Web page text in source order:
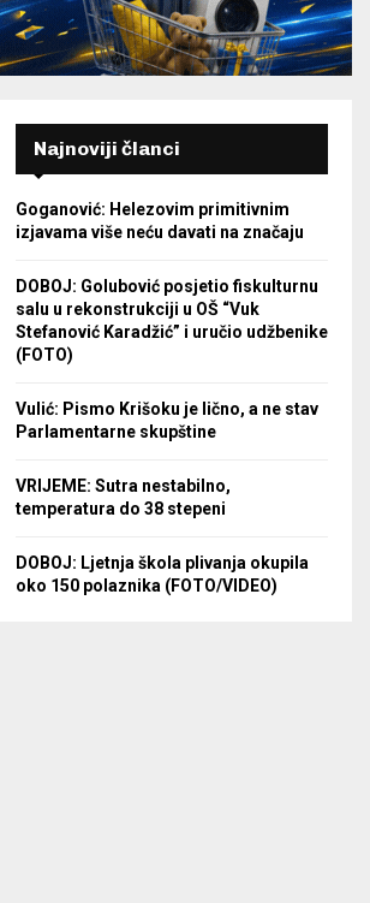
Najnoviji članci
Goganović: Helezovim primitivnim
izjavama više neću davati na značaju
DOBOJ: Golubović posjetio fiskulturnu
salu u rekonstrukciji u OŠ “Vuk
Stefanović Karadžić” i uručio udžbenike
(FOTO)
Vulić: Pismo Krišoku je lično, a ne stav
Parlamentarne skupštine
VRIJEME: Sutra nestabilno,
temperatura do 38 stepeni
DOBOJ: Ljetnja škola plivanja okupila
oko 150 polaznika (FOTO/VIDEO)